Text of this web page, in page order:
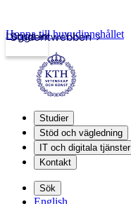
Studentwebben
Logga in
Hoppa till huvudinnehållet
Studier
Stöd och vägledning
IT och digitala tjänster
Kontakt
Sök
English